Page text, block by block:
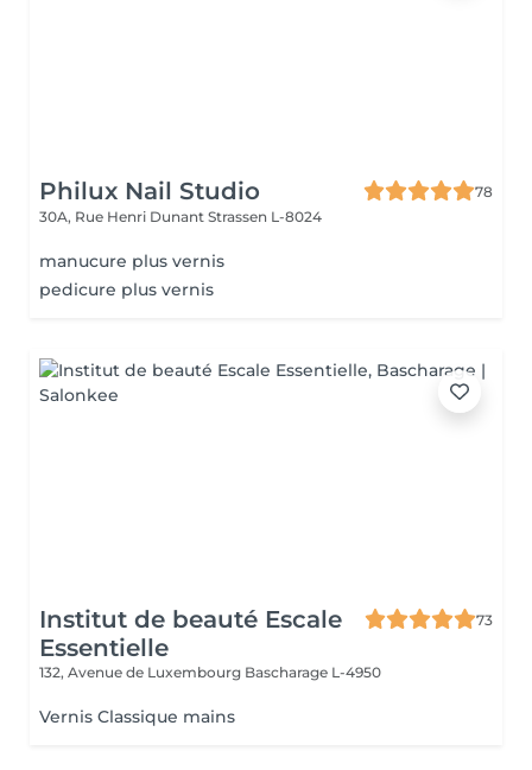
Philux Nail Studio
78
30A, Rue Henri Dunant Strassen L-8024
manucure plus vernis
pedicure plus vernis
Institut de beauté Escale
Essentielle
73
132, Avenue de Luxembourg Bascharage L-4950
Vernis Classique mains